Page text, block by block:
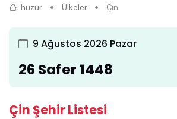
huzur Ülkeler Çin
9 Ağustos 2026 Pazar
26 Safer 1448
Çin Şehir Listesi